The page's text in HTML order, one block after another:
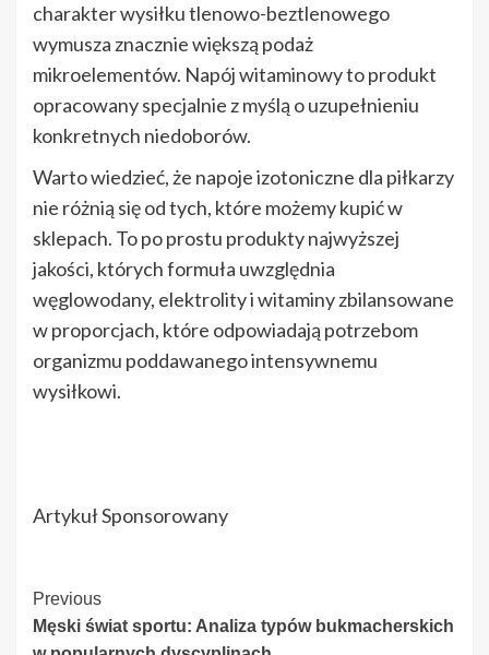
charakter wysiłku tlenowo-beztlenowego
wymusza znacznie większą podaż
mikroelementów. Napój witaminowy to produkt
opracowany specjalnie z myślą o uzupełnieniu
konkretnych niedoborów.
Warto wiedzieć, że napoje izotoniczne dla piłkarzy
nie różnią się od tych, które możemy kupić w
sklepach. To po prostu produkty najwyższej
jakości, których formuła uwzględnia
węglowodany, elektrolity i witaminy zbilansowane
w proporcjach, które odpowiadają potrzebom
organizmu poddawanego intensywnemu
wysiłkowi.
Artykuł Sponsorowany
Continue
Reading
Previous
Męski świat sportu: Analiza typów bukmacherskich